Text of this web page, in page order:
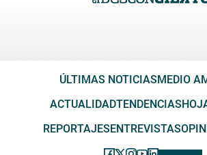
ÚLTIMAS NOTICIASMEDIO
ACTUALIDADTENDENCIAS
REPORTAJESENTREVISTAS